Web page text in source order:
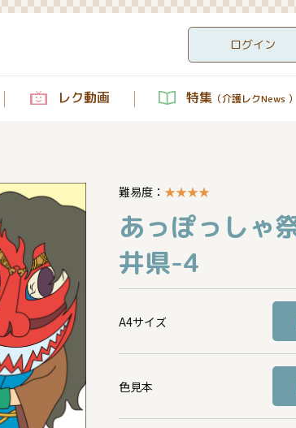
ログイン
レク動画 特集 （介護レクNews ）
難易度： ★★★★
あっぽっしゃ
井県-4
A4サイズ
色見本